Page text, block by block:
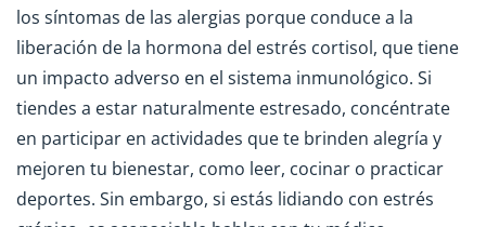
los síntomas de las alergias porque conduce a la
liberación de la hormona del estrés cortisol, que tiene
un impacto adverso en el sistema inmunológico. Si
tiendes a estar naturalmente estresado, concéntrate
en participar en actividades que te brinden alegría y
mejoren tu bienestar, como leer, cocinar o practicar
deportes. Sin embargo, si estás lidiando con estrés